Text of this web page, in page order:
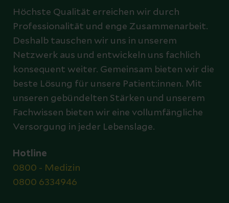
Höchste Qualität erreichen wir durch
Professionalität und enge Zusammenarbeit.
Deshalb tauschen wir uns in unserem
Netzwerk aus und entwickeln uns fachlich
konsequent weiter. Gemeinsam bieten wir die
beste Lösung für unsere Patient:innen. Mit
unseren gebündelten Stärken und unserem
Fachwissen bieten wir eine vollumfängliche
Versorgung in jeder Lebenslage.
Hotline
0800 - Medizin
0800 6334946